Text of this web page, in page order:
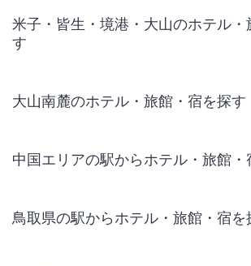
米子・皆生・境港・大山のホテル・
す
大山南麓のホテル・旅館・宿を探す
中国エリアの駅からホテル・旅館・
鳥取県の駅からホテル・旅館・宿を